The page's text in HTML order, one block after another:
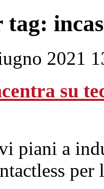
2021
su
piani a
per